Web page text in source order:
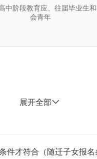
中阶段教育应、往届毕业生
会青年
高中阶段教育二年级学生，应往
展开全部
件才符合（随迁子女报名